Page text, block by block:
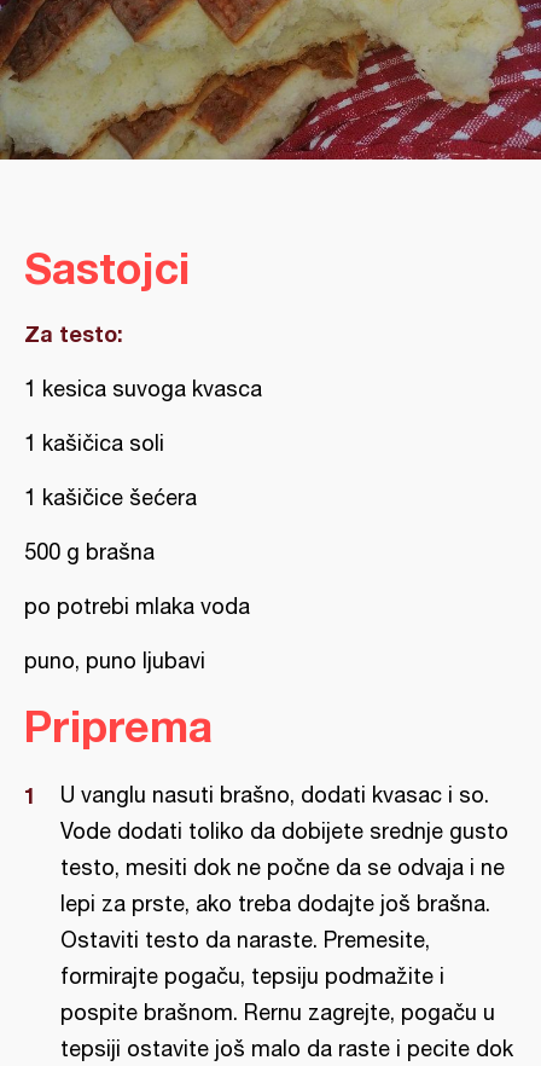
Sastojci
Za testo:
1 kesica suvoga kvasca
1 kašičica soli
1 kašičice šećera
500 g brašna
po potrebi mlaka voda
puno, puno ljubavi
Priprema
U vanglu nasuti brašno, dodati kvasac i so.
Vode dodati toliko da dobijete srednje gusto
testo, mesiti dok ne počne da se odvaja i ne
lepi za prste, ako treba dodajte još brašna.
Ostaviti testo da naraste. Premesite,
formirajte pogaču, tepsiju podmažite i
pospite brašnom. Rernu zagrejte, pogaču u
tepsiji ostavite još malo da raste i pecite dok